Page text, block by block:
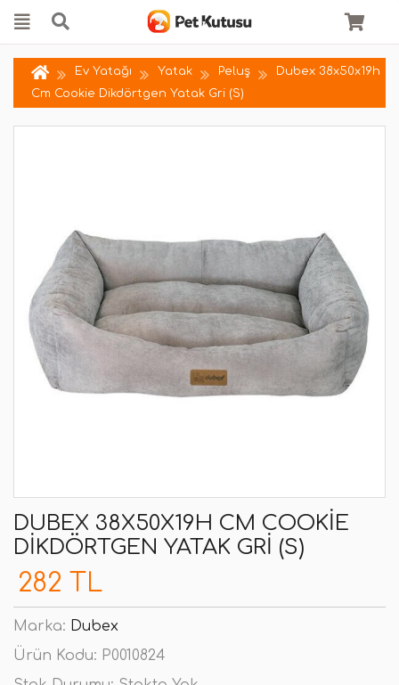
Ev Yatağı Yatak Peluş
Dubex 38x50x19h
Cm Cookie Dikdörtgen Yatak Gri (S)
DUBEX 38X50X19H CM COOKIE
DIKDÖRTGEN YATAK GRI (S)
282 TL
Marka: Dubex
Ürün Kodu: P0010824